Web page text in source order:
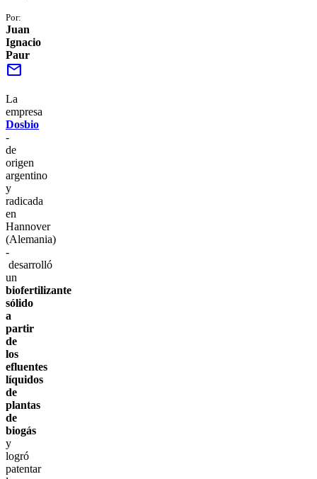
Por:
Juan
Ignacio
Paur
mail
La
empresa
Dosbio
-
de
origen
argentino
y
radicada
en
Hannover
(Alemania)
-
desarrolló
un
biofertilizante
sólido
a
partir
de
los
efluentes
líquidos
de
plantas
de
biogás
y
logró
patentar